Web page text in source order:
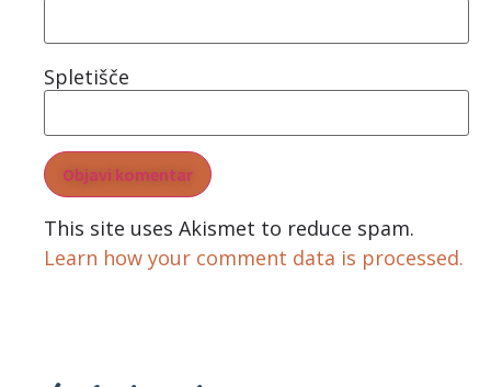
Spletišče
This site uses Akismet to reduce spam.
Learn how your comment data is processed.